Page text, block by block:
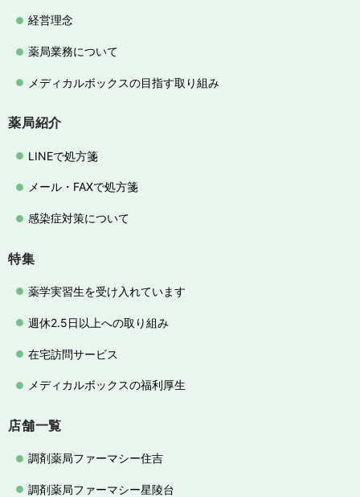
経営理念
薬局業務について
メディカルボックスの目指す取り組み
薬局紹介
LINEで処方箋
メール・FAXで処方箋
感染症対策について
特集
薬学実習生を受け入れています
週休2.5日以上への取り組み
在宅訪問サービス
メディカルボックスの福利厚生
店舗一覧
調剤薬局ファーマシー住吉
調剤薬局ファーマシー星陵台